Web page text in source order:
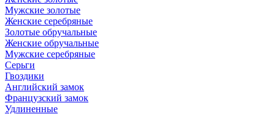
Мужские золотые
Женские серебряные
Золотые обручальные
Женские обручальные
Мужские серебряные
Серьги
Гвоздики
Английский замок
Французский замок
Удлиненные